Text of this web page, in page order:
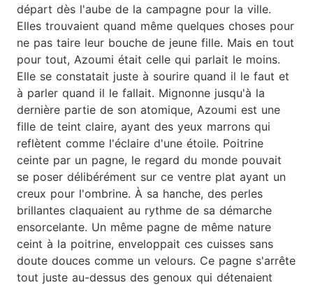
départ dès l'aube de la campagne pour la ville.
Elles trouvaient quand même quelques choses pour
ne pas taire leur bouche de jeune fille. Mais en tout
pour tout, Azoumi était celle qui parlait le moins.
Elle se constatait juste à sourire quand il le faut et
à parler quand il le fallait. Mignonne jusqu'à la
dernière partie de son atomique, Azoumi est une
fille de teint claire, ayant des yeux marrons qui
reflètent comme l'éclaire d'une étoile. Poitrine
ceinte par un pagne, le regard du monde pouvait
se poser délibérément sur ce ventre plat ayant un
creux pour l'ombrine. À sa hanche, des perles
brillantes claquaient au rythme de sa démarche
ensorcelante. Un même pagne de même nature
ceint à la poitrine, enveloppait ces cuisses sans
doute douces comme un velours. Ce pagne s'arrête
tout juste au-dessus des genoux qui détenaient